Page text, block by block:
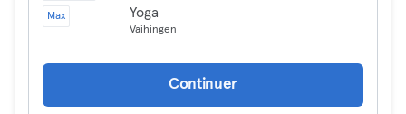
Max Yoga
Vaihingen
Continuer